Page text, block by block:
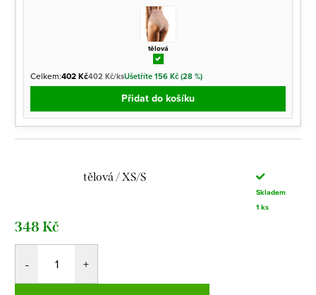
tělová
Celkem:402 Kč402 Kč/ksUšetříte 156 Kč (28 %)
Přidat do košíku
tělová / XS/S
Skladem
1 ks
348 Kč